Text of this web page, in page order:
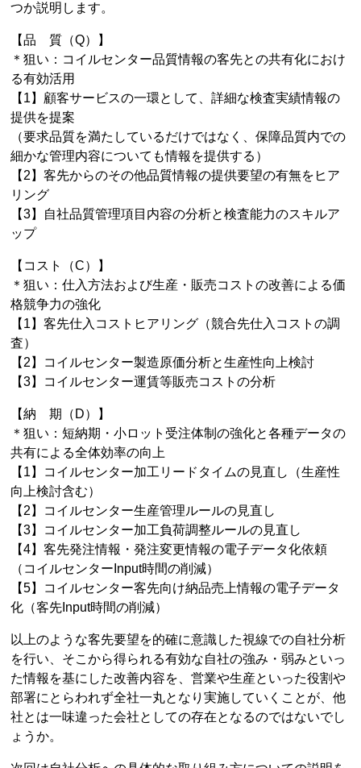
つか説明します。
【品 質（Q）】
＊狙い：コイルセンター品質情報の客先との共有化におけ
る有効活用
【1】顧客サービスの一環として、詳細な検査実績情報の
提供を提案
（要求品質を満たしているだけではなく、保障品質内での
細かな管理内容についても情報を提供する）
【2】客先からのその他品質情報の提供要望の有無をヒア
リング
【3】自社品質管理項目内容の分析と検査能力のスキルア
ップ
【コスト（C）】
＊狙い：仕入方法および生産・販売コストの改善による価
格競争力の強化
【1】客先仕入コストヒアリング（競合先仕入コストの調
査）
【2】コイルセンター製造原価分析と生産性向上検討
【3】コイルセンター運賃等販売コストの分析
【納 期（D）】
＊狙い：短納期・小ロット受注体制の強化と各種データの
共有による全体効率の向上
【1】コイルセンター加工リードタイムの見直し（生産性
向上検討含む）
【2】コイルセンター生産管理ルールの見直し
【3】コイルセンター加工負荷調整ルールの見直し
【4】客先発注情報・発注変更情報の電子データ化依頼
（コイルセンターInput時間の削減）
【5】コイルセンター客先向け納品売上情報の電子データ
化（客先Input時間の削減）
以上のような客先要望を的確に意識した視線での自社分析
を行い、そこから得られる有効な自社の強み・弱みといっ
た情報を基にした改善内容を、営業や生産といった役割や
部署にとらわれず全社一丸となり実施していくことが、他
社とは一味違った会社としての存在となるのではないでし
ょうか。